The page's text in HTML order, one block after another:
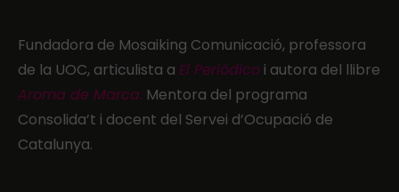
Fundadora de Mosaiking Comunicació, professora
de la UOC, articulista a El Periódico i autora del llibre
Aroma de Marca. Mentora del programa
Consolida’t i docent del Servei d’Ocupació de
Catalunya.